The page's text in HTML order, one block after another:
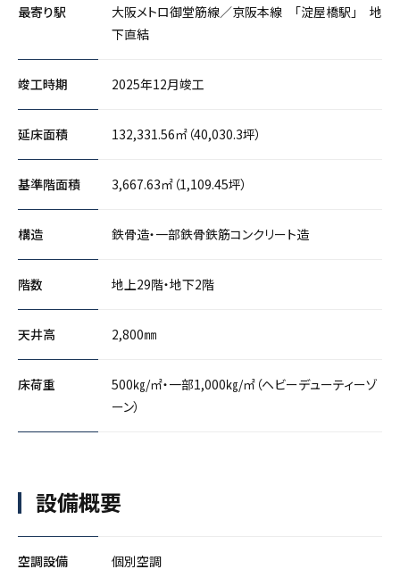
構造 鉄骨造・一部鉄骨鉄筋コンクリート造
最寄り駅
大阪メトロ御堂筋線／京阪本線 「淀屋橋駅」 地
下直結
階数 地上29階・地下2階
竣工時期 2025年12月竣工
天井高 2,800㎜
延床面積 132,331.56㎡（40,030.3坪）
床荷重
500㎏/㎡・一部1,000㎏/㎡（ヘビーデューティーゾ
ーン）
基準階面積 3,667.63㎡（1,109.45坪）
設備概要
空調設備 個別空調